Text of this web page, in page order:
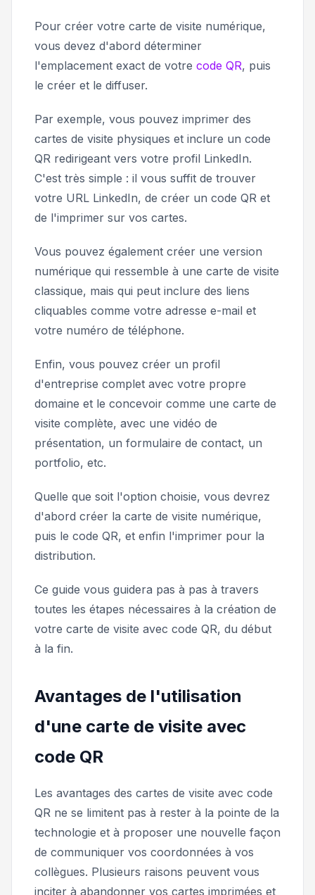
Pour créer votre carte de visite numérique,
vous devez d'abord déterminer
l'emplacement exact de votre code QR, puis
le créer et le diffuser.
Par exemple, vous pouvez imprimer des
cartes de visite physiques et inclure un code
QR redirigeant vers votre profil LinkedIn.
C'est très simple : il vous suffit de trouver
votre URL LinkedIn, de créer un code QR et
de l'imprimer sur vos cartes.
Vous pouvez également créer une version
numérique qui ressemble à une carte de visite
classique, mais qui peut inclure des liens
cliquables comme votre adresse e-mail et
votre numéro de téléphone.
Enfin, vous pouvez créer un profil
d'entreprise complet avec votre propre
domaine et le concevoir comme une carte de
visite complète, avec une vidéo de
présentation, un formulaire de contact, un
portfolio, etc.
Quelle que soit l'option choisie, vous devrez
d'abord créer la carte de visite numérique,
puis le code QR, et enfin l'imprimer pour la
distribution.
Ce guide vous guidera pas à pas à travers
toutes les étapes nécessaires à la création de
votre carte de visite avec code QR, du début
à la fin.
Avantages de l'utilisation
d'une carte de visite avec
code QR
Les avantages des cartes de visite avec code
QR ne se limitent pas à rester à la pointe de la
technologie et à proposer une nouvelle façon
de communiquer vos coordonnées à vos
collègues. Plusieurs raisons peuvent vous
inciter à abandonner vos cartes imprimées et